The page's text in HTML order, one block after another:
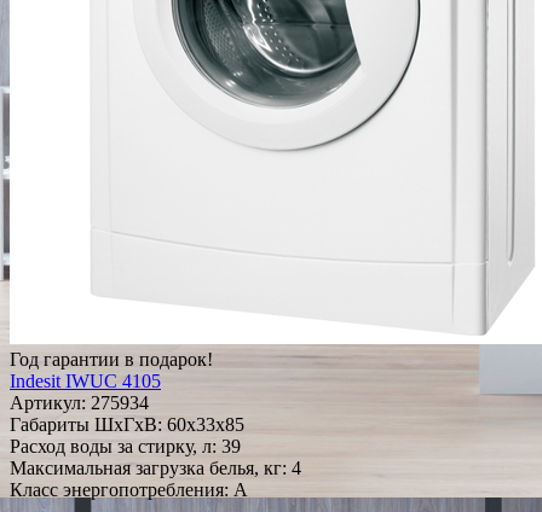
Год гарантии в подарок!
Indesit IWUC 4105
Артикул: 275934
Габариты ШxГxВ: 60x33x85
Расход воды за стирку, л: 39
Максимальная загрузка белья, кг: 4
Класс энергопотребления: A